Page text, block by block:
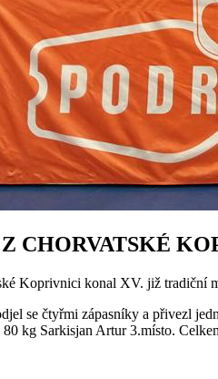
CHORVATSKÉ
Koprivnici konal XV. již tradiční
se čtyřmi zápasníky a přivezl
kg Sarkisjan Artur 3.místo.